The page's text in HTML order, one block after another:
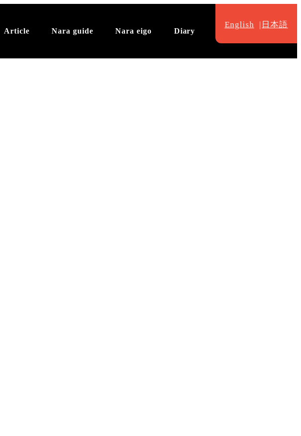
Article Nara guide Nara eigo Diary
English 日本語